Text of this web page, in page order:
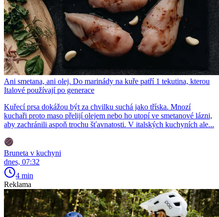
Ani smetana, ani olej. Do marinády na kuře patří 1 tekutina, kterou
Italové používají po generace
Kuřecí prsa dokážou být za chvilku suchá jako tříska. Mnozí
kuchaři proto maso přelijí olejem nebo ho utopí ve smetanové lázni,
aby zachránili aspoň trochu šťavnatosti. V italských kuchyních ale...
Bruneta v kuchyni
dnes, 07:32
4 min
Reklama